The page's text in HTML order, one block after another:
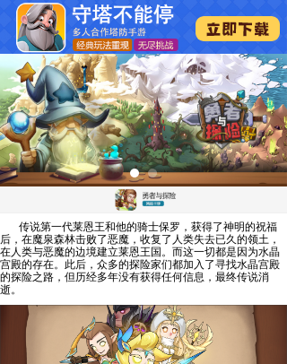
传说第一代莱恩王和他的骑士保罗，获得了神明的祝福
后，在魔泉森林击败了恶魔，收复了人类失去已久的领土，
在人类与恶魔的边境建立莱恩王国。而这一切都是因为水晶
宫殿的存在。此后，众多的探险家们都加入了寻找水晶宫殿
的探险之路，但历经多年没有获得任何信息，最终传说消
逝。